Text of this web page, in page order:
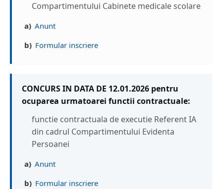
Compartimentului Cabinete medicale scolare
a) Anunt
b) Formular inscriere
CONCURS IN DATA DE 12.01.2026 pentru
ocuparea urmatoarei functii contractuale:
functie contractuala de executie Referent IA
din cadrul Compartimentului Evidenta
Persoanei
a) Anunt
b) Formular inscriere